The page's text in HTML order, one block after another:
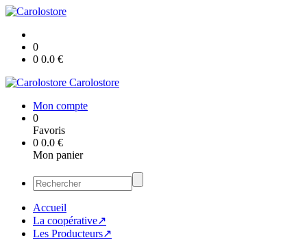
0
0 0.0 €
Carolostore
Mon compte
0
Favoris
0 0.0 €
Mon panier
Accueil
La coopérative↗
Les Producteurs↗